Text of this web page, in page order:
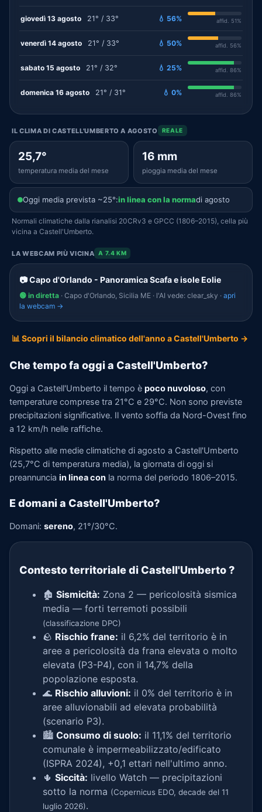
giovedì 13 agosto 21° / 33° 💧 56% affid. 51%
venerdì 14 agosto 21° / 33° 💧 50% affid. 56%
sabato 15 agosto 21° / 32° 💧 25% affid. 86%
domenica 16 agosto 21° / 31° 💧 0% affid. 86%
IL CLIMA DI CASTELL'UMBERTO A AGOSTO REALE
25,7°
temperatura media del mese
16 mm
pioggia media del mese
Oggi media prevista ~25°:in linea con la normadi agosto
Normali climatiche dalla rianalisi 20CRv3 e GPCC (1806–2015), cella più
vicina a Castell'Umberto.
LA WEBCAM PIÙ VICINA A 7.4 KM
📷 Capo d'Orlando - Panoramica Scafa e isole Eolie
🟢 in diretta · Capo d'Orlando, Sicilia ME · l'AI vede: clear_sky · apri
la webcam →
📊 Scopri il bilancio climatico dell'anno a Castell'Umberto →
Che tempo fa oggi a Castell'Umberto?
Oggi a Castell'Umberto il tempo è poco nuvoloso, con
temperature comprese tra 21°C e 29°C. Non sono previste
precipitazioni significative. Il vento soffia da Nord-Ovest fino
a 12 km/h nelle raffiche.
Rispetto alle medie climatiche di agosto a Castell'Umberto
(25,7°C di temperatura media), la giornata di oggi si
preannuncia in linea con la norma del periodo 1806–2015.
E domani a Castell'Umberto?
Domani: sereno, 21°/30°C.
Contesto territoriale di Castell'Umberto?
🏚️ Sismicità: Zona 2 — pericolosità sismica
media — forti terremoti possibili
(classificazione DPC)
🪨 Rischio frane: il 6,2% del territorio è in
aree a pericolosità da frana elevata o molto
elevata (P3-P4), con il 14,7% della
popolazione esposta.
🌊 Rischio alluvioni: il 0% del territorio è in
aree alluvionabili ad elevata probabilità
(scenario P3).
🏙️ Consumo di suolo: il 11,1% del territorio
comunale è impermeabilizzato/edificato
(ISPRA 2024), +0,1 ettari nell'ultimo anno.
🌵 Siccità: livello Watch — precipitazioni
sotto la norma (Copernicus EDO, decade del 11
luglio 2026).